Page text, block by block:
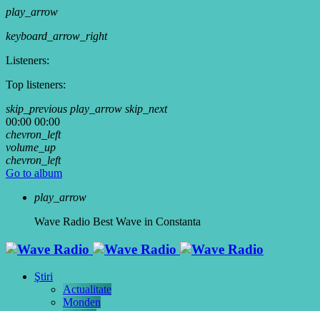
play_arrow
keyboard_arrow_right
Listeners:
Top listeners:
skip_previous play_arrow skip_next
00:00 00:00
chevron_left
volume_up
chevron_left
Go to album
play_arrow
Wave Radio Best Wave in Constanta
Ştiri
Actualitate
Monden